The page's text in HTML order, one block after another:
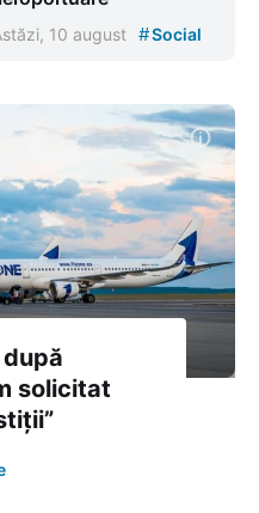
10 august #Social
după
solicitat